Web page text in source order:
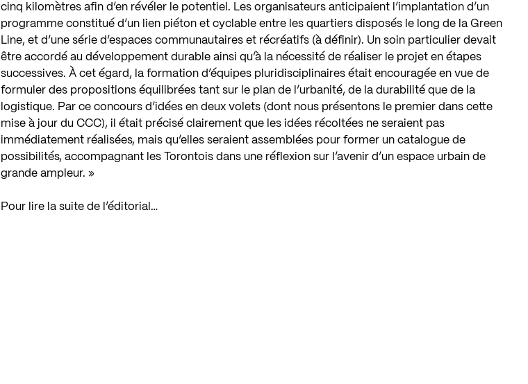
cinq kilomètres afin d’en révéler le potentiel. Les organisateurs anticipaient l’implantation d’un
programme constitué d’un lien piéton et cyclable entre les quartiers disposés le long de la Green
Line, et d’une série d’espaces communautaires et récréatifs (à définir). Un soin particulier devait
être accordé au développement durable ainsi qu’à la nécessité de réaliser le projet en étapes
successives. À cet égard, la formation d’équipes pluridisciplinaires était encouragée en vue de
formuler des propositions équilibrées tant sur le plan de l’urbanité, de la durabilité que de la
logistique. Par ce concours d’idées en deux volets (dont nous présentons le premier dans cette
mise à jour du CCC), il était précisé clairement que les idées récoltées ne seraient pas
immédiatement réalisées, mais qu’elles seraient assemblées pour former un catalogue de
possibilités, accompagnant les Torontois dans une réflexion sur l’avenir d’un espace urbain de
grande ampleur. »
Pour lire la suite de l’éditorial…